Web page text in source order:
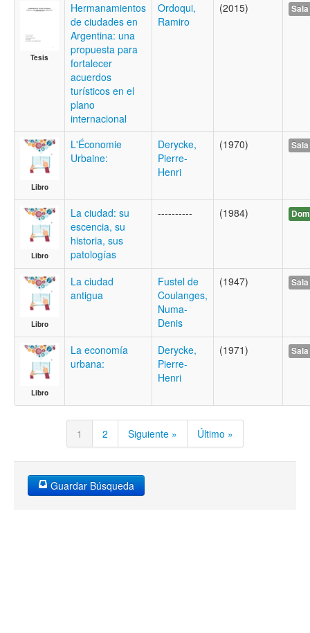
Tesis
Hermanamientos
de ciudades en
Argentina: una
propuesta para
fortalecer
acuerdos
turísticos en el
plano
internacional
Ordoqui,
Ramiro
(2015) Sala
Libro
L'Économie
Urbaine:
Derycke,
Pierre-
Henri
(1970) Sala
Libro
La ciudad: su
escencia, su
historia, sus
patologías
---------- (1984)
Libro
La ciudad
antigua
Fustel de
Coulanges,
Numa-
Denis
(1947) Sala
Libro
La economía
urbana:
Derycke,
Pierre-
Henri
(1971) Sala
1 2 Siguiente » Último »
Guardar Búsqueda